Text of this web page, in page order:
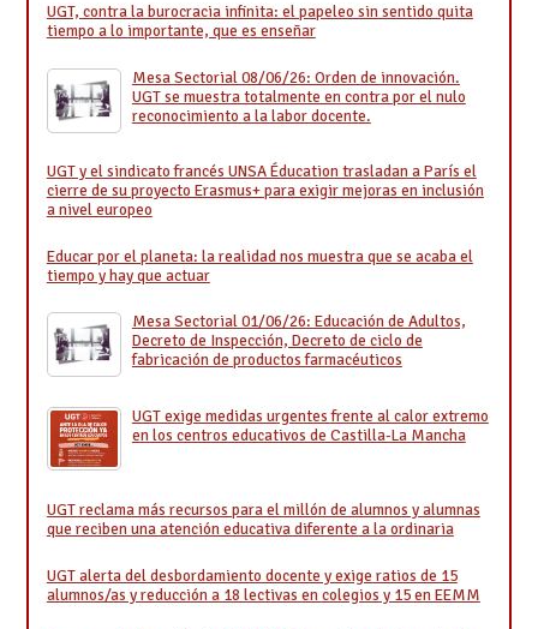
UGT, contra la burocracia infinita: el papeleo sin sentido quita
tiempo a lo importante, que es enseñar
Mesa Sectorial 08/06/26: Orden de innovación.
UGT se muestra totalmente en contra por el nulo
reconocimiento a la labor docente.
UGT y el sindicato francés UNSA Éducation trasladan a París el
cierre de su proyecto Erasmus+ para exigir mejoras en inclusión
a nivel europeo
Educar por el planeta: la realidad nos muestra que se acaba el
tiempo y hay que actuar
Mesa Sectorial 01/06/26: Educación de Adultos,
Decreto de Inspección, Decreto de ciclo de
fabricación de productos farmacéuticos
UGT exige medidas urgentes frente al calor extremo
en los centros educativos de Castilla-La Mancha
UGT reclama más recursos para el millón de alumnos y alumnas
que reciben una atención educativa diferente a la ordinaria
UGT alerta del desbordamiento docente y exige ratios de 15
alumnos/as y reducción a 18 lectivas en colegios y 15 en EEMM